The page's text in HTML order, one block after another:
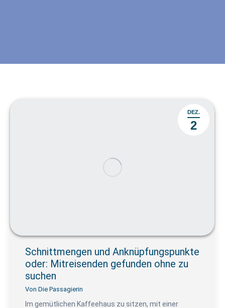
DEZ.
2
Schnittmengen und Anknüpfungspunkte
oder: Mitreisenden gefunden ohne zu
suchen
Von Die Passagierin
Im gemütlichen Kaffeehaus zu sitzen, mit einer